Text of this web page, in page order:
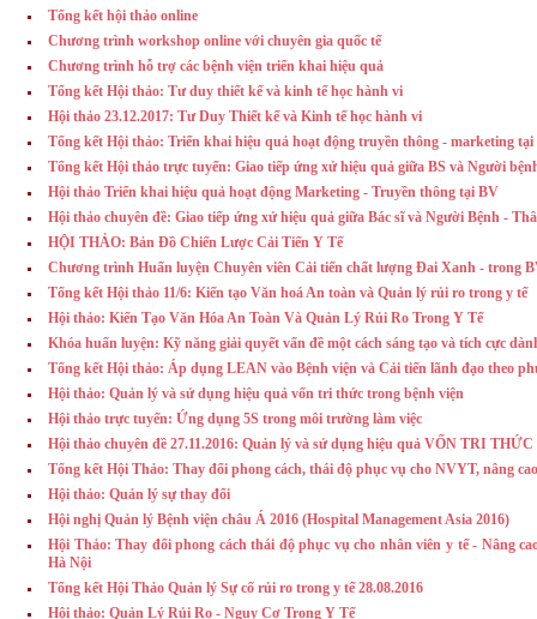
Tổng kết hội thảo online
Chương trình workshop online với chuyên gia quốc tế
Chương trình hỗ trợ các bệnh viện triển khai hiệu quả
Tổng kết Hội thảo: Tư duy thiết kế và kinh tế học hành vi
Hội thảo 23.12.2017: Tư Duy Thiết kế và Kinh tế học hành vi
Tổng kết Hội thảo: Triển khai hiệu quả hoạt động truyền thông - marketing tại
Tổng kết Hội thảo trực tuyến: Giao tiếp ứng xử hiệu quả giữa BS và Người
Hội thảo Triển khai hiệu quả hoạt động Marketing - Truyền thông tại BV
Hội thảo chuyên đề: Giao tiếp ứng xử hiệu quả giữa Bác sĩ và Người Bệnh -
HỘI THẢO: Bản Đồ Chiến Lược Cải Tiến Y Tế
Chương trình Huấn luyện Chuyên viên Cải tiến chất lượng Đai Xanh - trong
Tổng kết Hội thảo 11/6: Kiến tạo Văn hoá An toàn và Quản lý rủi ro trong y tế
Hội thảo: Kiến Tạo Văn Hóa An Toàn Và Quản Lý Rủi Ro Trong Y Tế
Khóa huấn luyện: Kỹ năng giải quyết vấn đề một cách sáng tạo và tích cực
Tổng kết Hội thảo: Áp dụng LEAN vào Bệnh viện và Cải tiến lãnh đạo theo
Hội thảo: Quản lý và sử dụng hiệu quả vốn tri thức trong bệnh viện
Hội thảo trực tuyến: Ứng dụng 5S trong môi trường làm việc
Hội thảo chuyên đề 27.11.2016: Quản lý và sử dụng hiệu quả VỐN TRI THỨC
Tổng kết Hội Thảo: Thay đổi phong cách, thái độ phục vụ cho NVYT, nâng
Hội thảo: Quản lý sự thay đổi
Hội nghị Quản lý Bệnh viện châu Á 2016 (Hospital Management Asia 2016)
Hội Thảo: Thay đổi phong cách thái độ phục vụ cho nhân viên y tế - Nâng
Hà Nội
Tổng kết Hội Thảo Quản lý Sự cố rủi ro trong y tế 28.08.2016
Hội thảo: Quản Lý Rủi Ro - Nguy Cơ Trong Y Tế